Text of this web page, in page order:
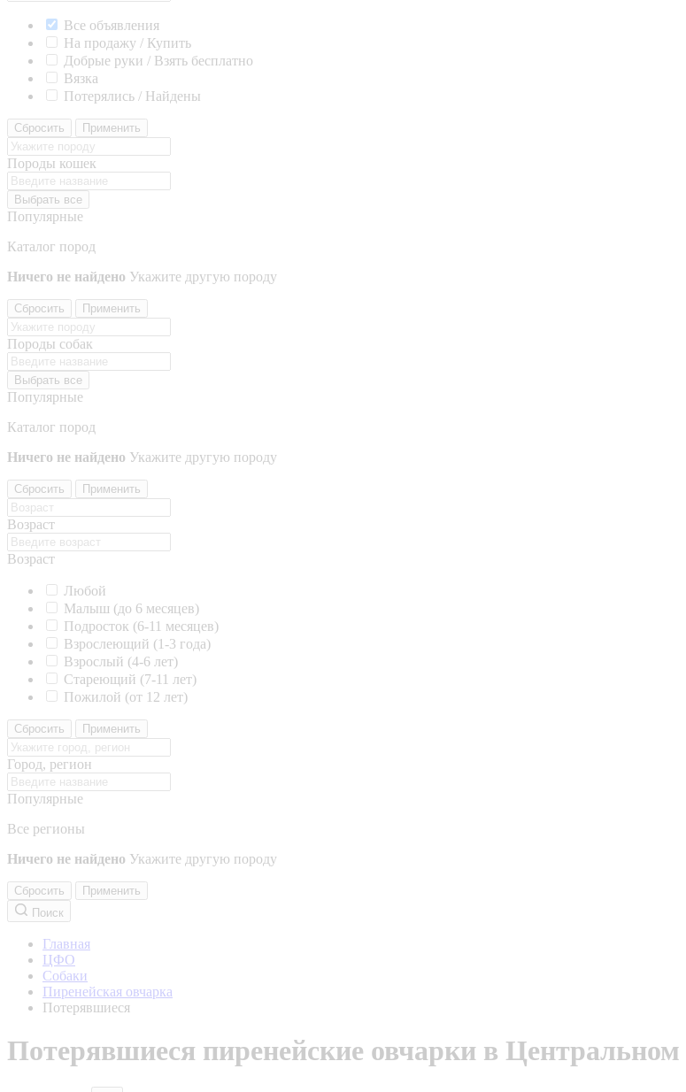
Все объявления
На продажу / Купить
Добрые руки / Взять бесплатно
Вязка
Потерялись / Найдены
Сбросить Применить
Породы кошек
Выбрать все
Популярные
Каталог пород
Ничего не найдено Укажите другую породу
Сбросить Применить
Породы собак
Выбрать все
Популярные
Каталог пород
Ничего не найдено Укажите другую породу
Сбросить Применить
Возраст
Возраст
Любой
Малыш (до 6 месяцев)
Подросток (6-11 месяцев)
Взрослеющий (1-3 года)
Взрослый (4-6 лет)
Стареющий (7-11 лет)
Пожилой (от 12 лет)
Сбросить Применить
Город, регион
Популярные
Все регионы
Ничего не найдено Укажите другую породу
Сбросить
Применить
Поиск
Главная
ЦФО
Собаки
Пиренейская овчарка
Потерявшиеся
Потерявшиеся пиренейские овчарки в